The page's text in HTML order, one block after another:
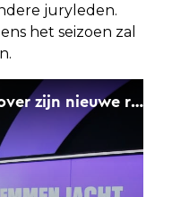
juryleden.
het seizoen zal